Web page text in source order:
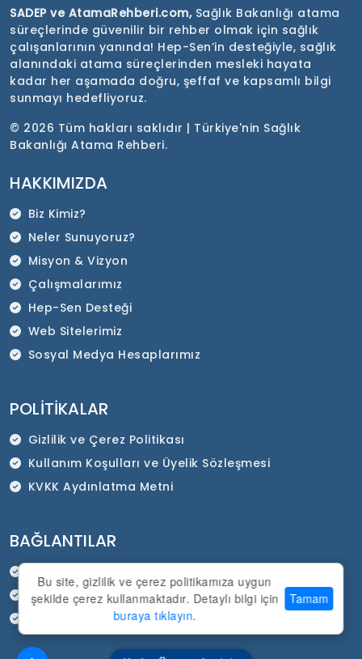
Bu site, gizlilik ve çerez politikamıza uygun
şekilde çerez kullanmaktadır. Detaylı bilgi için
buraya tıklayın.
Tamam
SADEP ve AtamaRehberi.com, Sağlık Bakanlığı atama
süreçlerinde güvenilir bir rehber olmak için sağlık
çalışanlarının yanında! Hep-Sen’in desteğiyle, sağlık
alanındaki atama süreçlerinden mesleki hayata
kadar her aşamada doğru, şeffaf ve kapsamlı bilgi
sunmayı hedefliyoruz.
© 2026 Tüm hakları saklıdır | Türkiye'nin Sağlık
Bakanlığı Atama Rehberi.
HAKKIMIZDA
Biz Kimiz?
Neler Sunuyoruz?
Misyon & Vizyon
Çalışmalarımız
Hep-Sen Desteği
Web Sitelerimiz
Sosyal Medya Hesaplarımız
POLITIKALAR
Gizlilik ve Çerez Politikası
Kullanım Koşulları ve Üyelik Sözleşmesi
KVKK Aydınlatma Metni
BAĞLANTILAR
SADEP Kurumsal İnternet Sitesi